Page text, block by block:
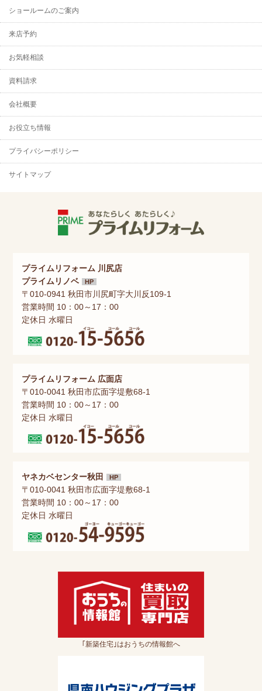
ショールームのご案内
来店予約
お気軽相談
資料請求
会社概要
お役立ち情報
プライバシーポリシー
サイトマップ
プライムリフォーム 川尻店
プライムリノベ
HP
〒010-0941 秋田市川尻町字大川反109-1
営業時間 10：00～17：00
定休日 水曜日
プライムリフォーム 広面店
〒010-0041 秋田市広面字堤敷68-1
営業時間 10：00～17：00
定休日 水曜日
ヤネカベセンター秋田 HP
〒010-0041 秋田市広面字堤敷68-1
営業時間 10：00～17：00
定休日 水曜日
｢新築住宅｣はおうちの情報館へ